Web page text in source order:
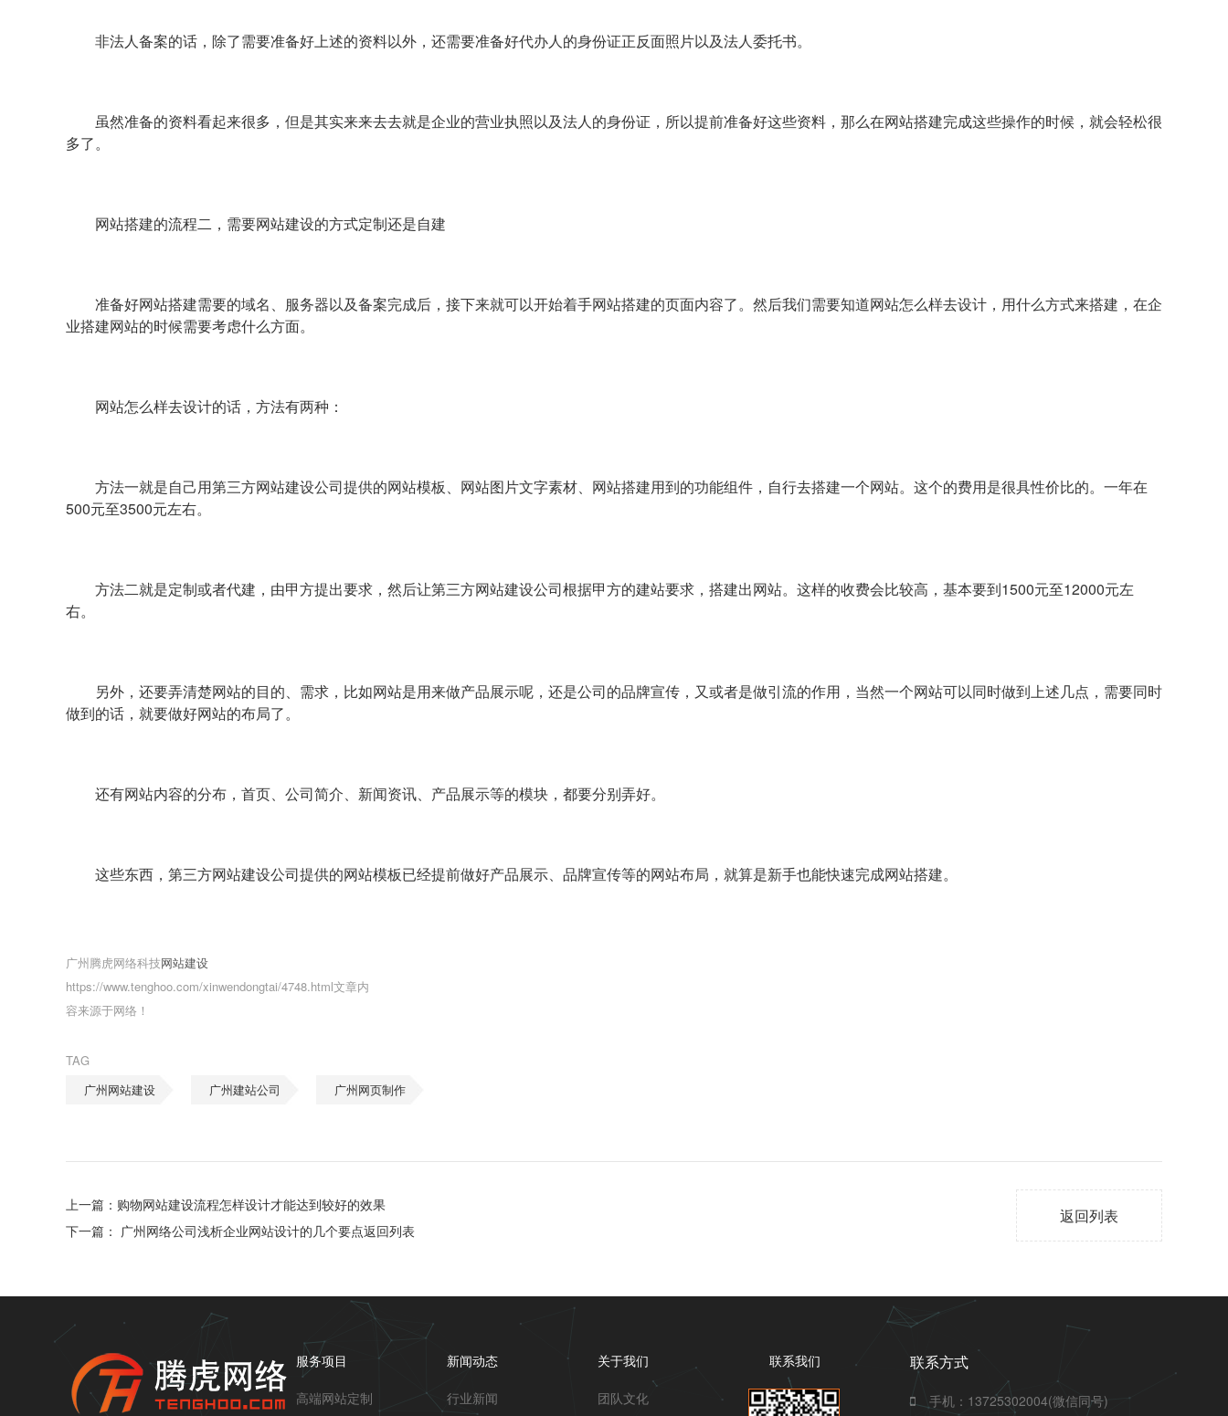
非法人备案的话，除了需要准备好上述的资料以外，还需要准备好代办人的身份证正反面照片以及法人委托书。
虽然准备的资料看起来很多，但是其实来来去去就是企业的营业执照以及法人的身份证，所以提前准备好这些资料，那么在网站搭建完成这些操作的时候，就会轻松很
多了。
网站搭建的流程二，需要网站建设的方式定制还是自建
准备好网站搭建需要的域名、服务器以及备案完成后，接下来就可以开始着手网站搭建的页面内容了。然后我们需要知道网站怎么样去设计，用什么方式来搭建，在企
业搭建网站的时候需要考虑什么方面。
网站怎么样去设计的话，方法有两种：
方法一就是自己用第三方网站建设公司提供的网站模板、网站图片文字素材、网站搭建用到的功能组件，自行去搭建一个网站。这个的费用是很具性价比的。一年在
500元至3500元左右。
方法二就是定制或者代建，由甲方提出要求，然后让第三方网站建设公司根据甲方的建站要求，搭建出网站。这样的收费会比较高，基本要到1500元至12000元左
右。
另外，还要弄清楚网站的目的、需求，比如网站是用来做产品展示呢，还是公司的品牌宣传，又或者是做引流的作用，当然一个网站可以同时做到上述几点，需要同时
做到的话，就要做好网站的布局了。
还有网站内容的分布，首页、公司简介、新闻资讯、产品展示等的模块，都要分别弄好。
这些东西，第三方网站建设公司提供的网站模板已经提前做好产品展示、品牌宣传等的网站布局，就算是新手也能快速完成网站搭建。
广州腾虎网络科技网站建设
https://www.tenghoo.com/xinwendongtai/4748.html文章内
容来源于网络！
TAG
广州网站建设
广州建站公司 广州网页制作
上一篇： 购物网站建设流程怎样设计才能达到较好的效果
下一篇： 广州网络公司浅析企业网站设计的几个要点返回列表
返回列表
服务项目
高端网站定制
新闻动态
行业新闻
关于我们
团队文化
联系我们 联系方式
手机：13725302004(微信同号)